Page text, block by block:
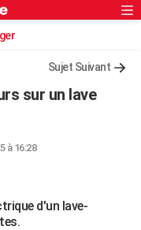
Sujet Suivant
sur un lave
à 16:28
d'un lave-